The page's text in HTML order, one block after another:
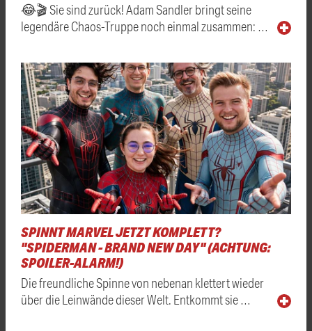
😂🎬 Sie sind zurück! Adam Sandler bringt seine
legendäre Chaos-Truppe noch einmal zusammen: …
SPINNT MARVEL JETZT KOMPLETT?
"SPIDERMAN - BRAND NEW DAY" (ACHTUNG:
SPOILER-ALARM!)
Die freundliche Spinne von nebenan klettert wieder
über die Leinwände dieser Welt. Entkommt sie …